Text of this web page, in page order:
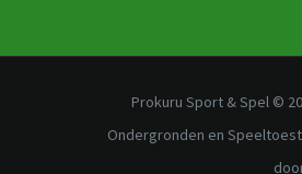
Prokuru Sport & Spel ©
Ondergronden en